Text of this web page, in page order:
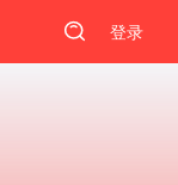
登录